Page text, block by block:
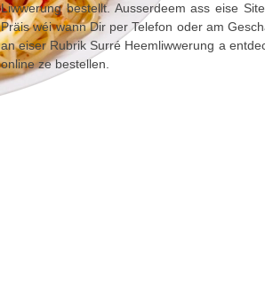
Liwwerung bestellt. Ausserdeem ass eise
Präis wéi wann Dir per Telefon oder am
an eiser Rubrik Surré Heemliwwerung a
online ze bestellen.